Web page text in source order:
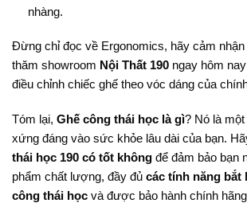
nhàng.
Đừng chỉ đọc về Ergonomics, hãy cảm
thăm showroom Nội Thất 190 ngay hôm
điều chỉnh chiếc ghế theo vóc dáng của
Tóm lại, Ghế công thái học là gì? Nó là
xứng đáng vào sức khỏe lâu dài của bạn.
thái học 190 có tốt không để đảm bảo bạn
phẩm chất lượng, đầy đủ các tính năng bắt
công thái học và được bảo hành chính